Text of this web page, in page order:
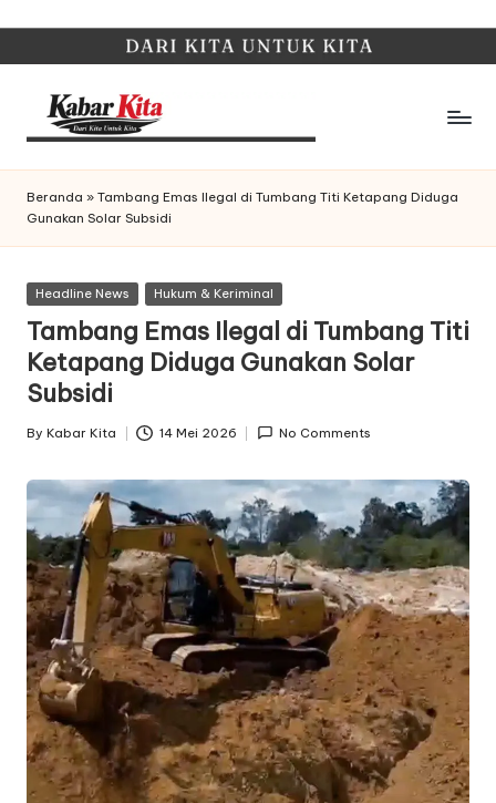
content
K
a
b
a
r
K
it
a
Beranda » Tambang Emas Ilegal di Tumbang Titi Ketapang Diduga
Gunakan Solar Subsidi
Posted
Headline News Hukum & Keriminal
Tambang Emas Ilegal di Tumbang Titi
Ketapang Diduga Gunakan Solar
Subsidi
Posted
By Kabar Kita 14 Mei 2026 No Comments